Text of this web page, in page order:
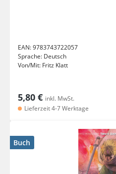
EAN:9783743722057
Sprache: Deutsch
Von/Mit: Fritz Klatt
5,80 € inkl. MwSt.
Lieferzeit 4-7 Werktage
Buch